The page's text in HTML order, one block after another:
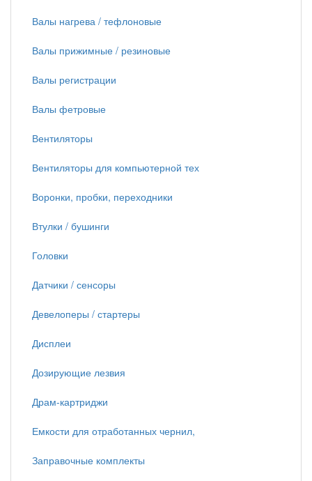
Валы нагрева / тефлоновые
Валы прижимные / резиновые
Валы регистрации
Валы фетровые
Вентиляторы
Вентиляторы для компьютерной тех
Воронки, пробки, переходники
Втулки / бушинги
Головки
Датчики / сенсоры
Девелоперы / стартеры
Дисплеи
Дозирующие лезвия
Драм-картриджи
Емкости для отработанных чернил,
Заправочные комплекты